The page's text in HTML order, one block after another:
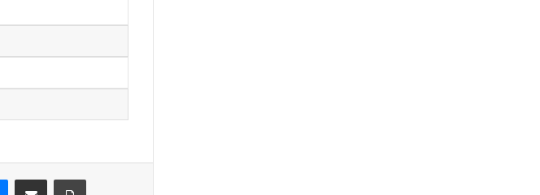
Messenger
E-Posta ile paylaş Yazdır